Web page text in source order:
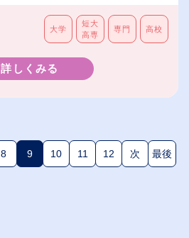
大学
短大
高専
専門 高校
詳しくみる
8 9(現在のページ)
10 11 12 次 最後